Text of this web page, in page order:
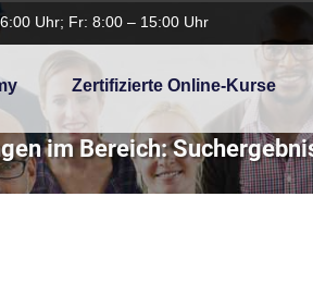
Uhr; Fr: 8:00 – 15:00 Uhr
Zertifizierte Online-Kurse
im Bereich: